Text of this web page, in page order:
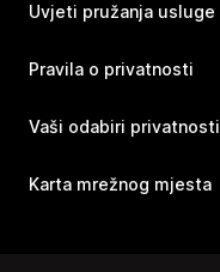
Uvjeti pružanja usluge
Pravila o privatnosti
Vaši odabiri privatnosti
Karta mrežnog mjesta